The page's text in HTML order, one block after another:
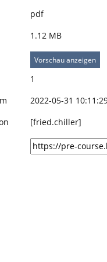
pdf
1.12 MB
Vorschau anzeigen
1
2022-05-31
[fried.chiller]